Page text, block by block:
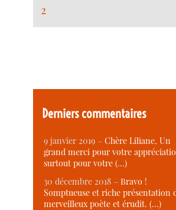
2
Derniers commentaires
9 janvier 2019 –Chère Liliane, Un
grand merci pour votre
surtout pour votre (…)
30 décembre 2018 –Bravo !
Somptueuse et riche présentation
merveilleux poète et érudit. (…)